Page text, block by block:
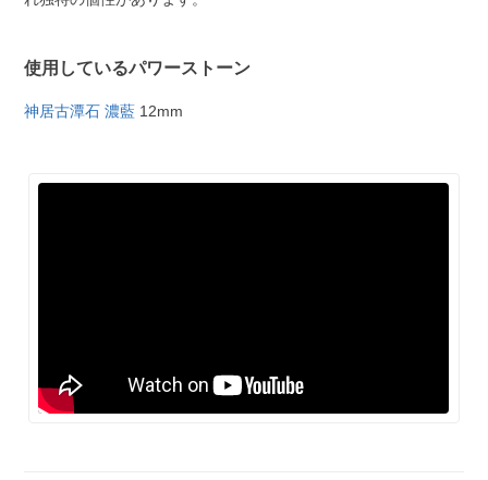
使用しているパワーストーン
神居古潭石 濃藍 12mm